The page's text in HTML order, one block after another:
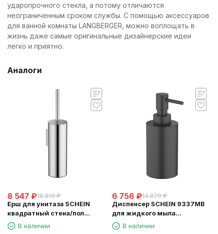
ударопрочного стекла, а потому отличаются
неограниченным сроком службы. С помощью аксессуаров
для ванной комнаты LANGBERGER, можно воплощать в
жизнь даже самые оригинальные дизайнерские идеи
легко и приятно.
Аналоги
8 547 ₽18 810 ₽
Ерш для унитаза SCHEIN
квадратный стена/пол
хромированный (9364CH)
В наличии
6 756 ₽14 870 ₽
Диспенсер SCHEIN 9337MB
для жидкого мыла
настольный черный
В наличии